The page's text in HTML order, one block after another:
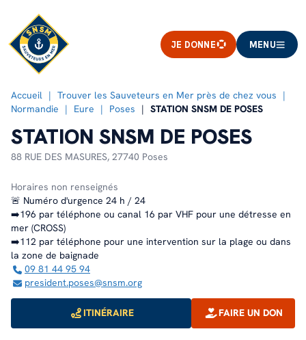
JE DONNE MENU
Accueil
Trouver les Sauveteurs en Mer près de chez vous
Normandie
Eure Poses STATION SNSM DE POSES
STATION SNSM DE POSES
88 RUE DES MASURES, 27740 Poses
Horaires non renseignés
🚨 Numéro d'urgence 24 h / 24
➡️196 par téléphone ou canal 16 par VHF pour une détresse en
mer (CROSS)
➡️112 par téléphone pour une intervention sur la plage ou dans
la zone de baignade
09 81 44 95 94
president.poses@snsm.org
ITINÉRAIRE FAIRE UN DON